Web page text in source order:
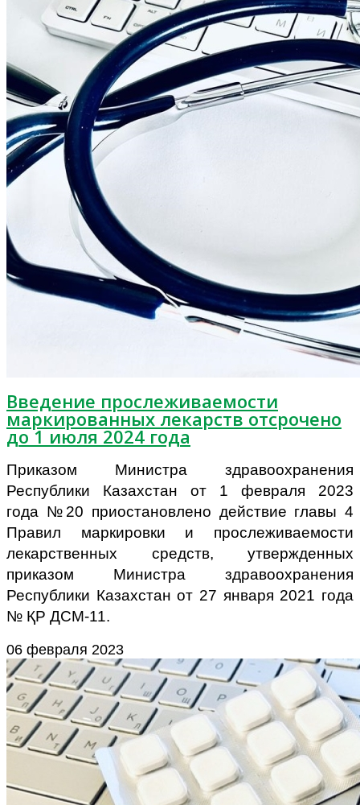
Введение прослеживаемости
маркированных лекарств отсрочено
до 1 июля 2024 года
Приказом Министра здравоохранения
Республики Казахстан от 1 февраля 2023
года №20 приостановлено действие главы 4
Правил маркировки и прослеживаемости
лекарственных средств, утвержденных
приказом Министра здравоохранения
Республики Казахстан от 27 января 2021 года
№ ҚР ДСМ-11.
06 февраля 2023